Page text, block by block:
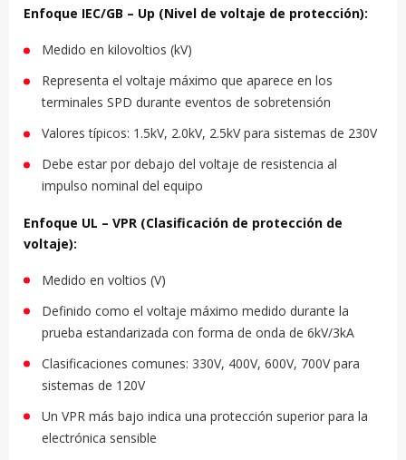
Enfoque IEC/GB – Up (Nivel de voltaje de protección):
Medido en kilovoltios (kV)
Representa el voltaje máximo que aparece en los
terminales SPD durante eventos de sobretensión
Valores típicos: 1.5kV, 2.0kV, 2.5kV para sistemas de 230V
Debe estar por debajo del voltaje de resistencia al
impulso nominal del equipo
Enfoque UL – VPR (Clasificación de protección de
voltaje):
Medido en voltios (V)
Definido como el voltaje máximo medido durante la
prueba estandarizada con forma de onda de 6kV/3kA
Clasificaciones comunes: 330V, 400V, 600V, 700V para
sistemas de 120V
Un VPR más bajo indica una protección superior para la
electrónica sensible